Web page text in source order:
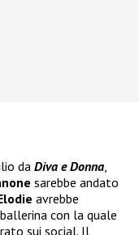
da Diva e Donna
sarebbe andato
avrebbe
ballerina con la quale
sui social. Il